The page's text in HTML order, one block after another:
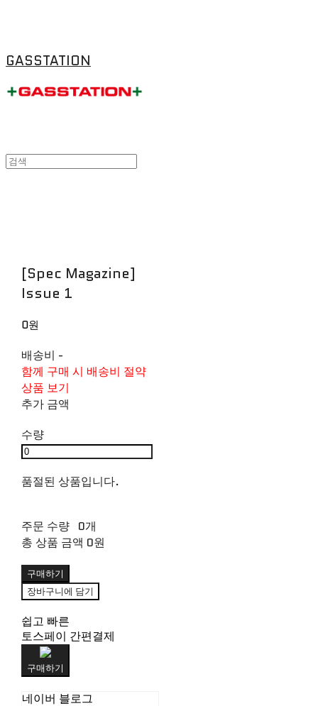
GASSTATION
[Spec Magazine]
Issue 1
0원
배송비 -
함께 구매 시 배송비 절약
상품 보기
추가 금액
수량
품절된 상품입니다.
주문 수량 0개
총 상품 금액 0원
구매하기
장바구니에 담기
쉽고 빠른
토스페이 간편결제
구매하기
네이버 블로그